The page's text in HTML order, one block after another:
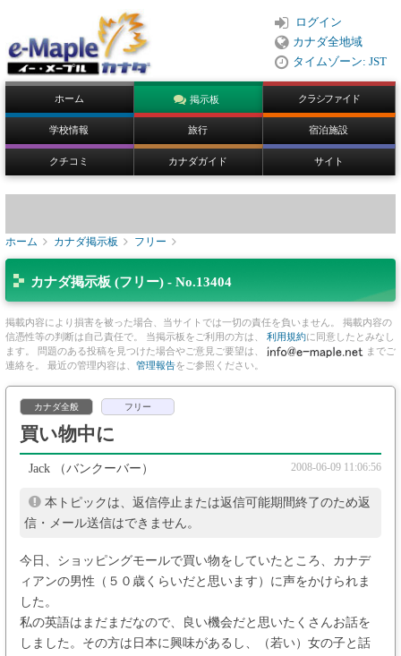
ログイン
カナダ全地域
タイムゾーン: JST
ホーム 掲示板 クラシファイド
学校情報 旅行 宿泊施設
クチコミ カナダガイド サイト
ホーム カナダ掲示板 フリー
カナダ掲示板 (フリー) - No.13404
掲載内容により損害を被った場合、当サイトでは一切の責任を負いません。 掲載内容の
信憑性等の判断は自己責任で。 当掲示板をご利用の方は、 利用規約に同意したとみなし
ます。 問題のある投稿を見つけた場合やご意見ご要望は、
までご
連絡を。 最近の管理内容は、 管理報告をご参照ください。
カナダ全般 フリー
買い物中に
Jack （バンクーバー） 2008-06-09 11:06:56
本トピックは、返信停止または返信可能期間終了のため返
信・メール送信はできません。
今日、ショッピングモールで買い物をしていたところ、カナデ
ィアンの男性（５０歳くらいだと思います）に声をかけられま
した。
私の英語はまだまだなので、良い機会だと思いたくさんお話を
しました。その方は日本に興味があるし、（若い）女の子と話